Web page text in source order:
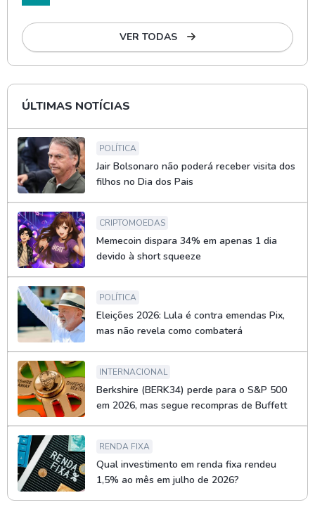
VER TODAS
ÚLTIMAS NOTÍCIAS
POLÍTICA
Jair Bolsonaro não poderá receber visita dos
filhos no Dia dos Pais
CRIPTOMOEDAS
Memecoin dispara 34% em apenas 1 dia
devido à short squeeze
POLÍTICA
Eleições 2026: Lula é contra emendas Pix,
mas não revela como combaterá
INTERNACIONAL
Berkshire (BERK34) perde para o S&P 500
em 2026, mas segue recompras de Buffett
RENDA FIXA
Qual investimento em renda fixa rendeu
1,5% ao mês em julho de 2026?